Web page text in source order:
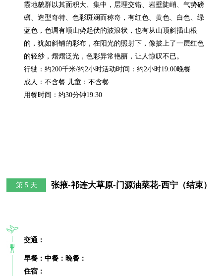
霞地貌群以其面积大、集中，层理交错、岩壁陡峭、气势磅
礴、造型奇特、色彩斑斓而称奇，有红色、黄色、白色、绿
蓝色，色调有顺山势起伏的波浪状，也有从山顶斜插山根
的，犹如斜铺的彩布，在阳光的照射下，像披上了一层红色
的轻纱，熠熠泛光，色彩异常艳丽，让人惊叹不已。
行驶：约200千米/约2小时活动时间：约2小时19:00晚餐
成人：不含餐 儿童：不含餐
用餐时间：约30分钟19:30
第 5 天 张掖-祁连大草原-门源油菜花-西宁（结束）
交通：
早餐：中餐：晚餐：
住宿：